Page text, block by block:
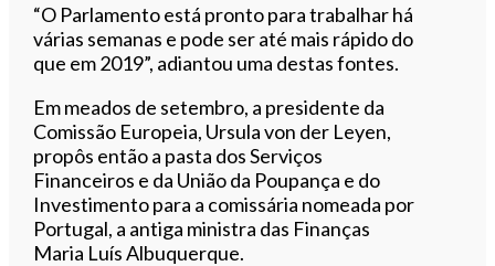
“O Parlamento está pronto para trabalhar há
várias semanas e pode ser até mais rápido do
que em 2019”, adiantou uma destas fontes.
Em meados de setembro, a presidente da
Comissão Europeia, Ursula von der Leyen,
propôs então a pasta dos Serviços
Financeiros e da União da Poupança e do
Investimento para a comissária nomeada por
Portugal, a antiga ministra das Finanças
Maria Luís Albuquerque.